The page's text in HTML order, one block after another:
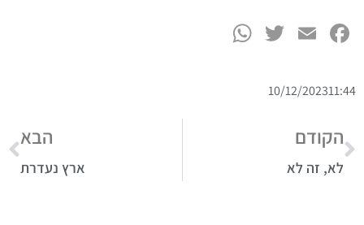
Facebook
Email
Twitter
11:44
10/12/2023
הקודם
לא, זה לא
הבא
ארץ נעדרת